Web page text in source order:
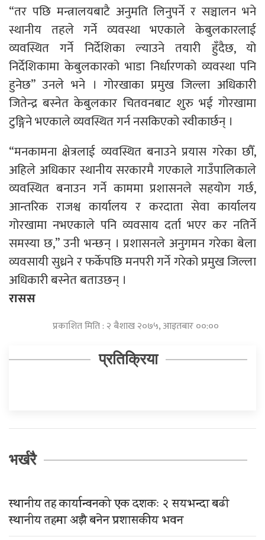
“तर पछि मन्त्रालयबाटै अनुमति लिनुपर्ने र सञ्चालन भने
स्थानीय तहले गर्ने व्यवस्था भएकाले केबुलकारलाई
व्यवस्थित गर्ने निर्देशिका ल्याउने तयारी हुँदैछ, यो
निर्देशिकामा केबुलकारको भाडा निर्धारणको व्यवस्था पनि
हुनेछ” उनले भने । गोरखाका प्रमुख जिल्ला अधिकारी
जितेन्द्र बस्नेत केबुलकार चितवनबाट शुरु भई गोरखामा
टुङ्गिने भएकाले व्यवस्थित गर्न नसकिएको स्वीकार्छन् ।
“मनकामना क्षेत्रलाई व्यवस्थित बनाउने प्रयास गरेका छौँ,
अहिले अधिकार स्थानीय सरकारमै गएकाले गाउँपालिकाले
व्यवस्थित बनाउन गर्ने काममा प्रशासनले सहयोग गर्छ,
आन्तरिक राजश्व कार्यालय र करदाता सेवा कार्यालय
गोरखामा नभएकाले पनि व्यवसाय दर्ता भएर कर नतिर्ने
समस्या छ,” उनी भन्छन् । प्रशासनले अनुगमन गरेका बेला
व्यवसायी सुध्रने र फर्केपछि मनपरी गर्ने गरेको प्रमुख जिल्ला
अधिकारी बस्नेत बताउछन् ।
रासस
प्रकाशित मिति : २ बैशाख २०७५, आइतबार ००:००
प्रतिक्रिया
भर्खरै
स्थानीय तह कार्यान्वनको एक दशकः २ सयभन्दा बढी
स्थानीय तहमा अझै बनेन प्रशासकीय भवन